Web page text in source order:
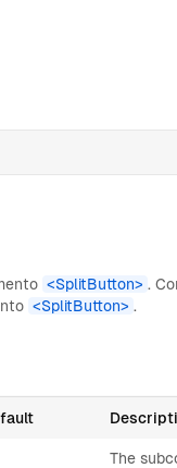
<SplitButton> .
<SplitButton> .
The